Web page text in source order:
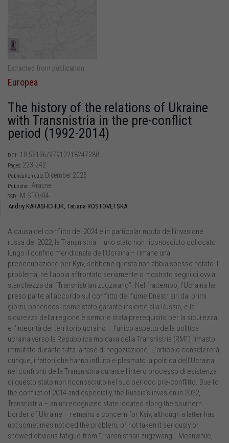
Extracted from publication
Europea
The history of the relations of Ukraine
with Transnistria in the pre-conflict
period (1992-2014)
DOI: 10.53136/97912218247288
Pages: 223-242
Publication date: Dicember 2025
Publisher: Aracne
SSD: M-STO/04
Andriy KARASHCHUK, Tatiana ROSTOVETSKA
A causa del conflitto del 2024 e in particolar modo dell’invasione
russa del 2022, la Transnistria – uno stato non riconosciuto collocato
lungo il confine meridionale dell’Ucraina – rimane una
preoccupazione per Kyiv, sebbene questa non abbia spesso notato il
problema, né l’abbia affrontato seriamente o mostrato segni di ovvia
stanchezza dal “Transnistrian zugzwang”. Nel frattempo, l’Ucraina ha
preso parte all’accordo sul conflitto del fiume Dnestr sin dai primi
giorni, ponendosi come stato garante insieme alla Russia, e la
sicurezza della regione è sempre stata prerequisito per la sicurezza
e l’integrità del territorio ucraino – l’unico aspetto della politica
ucraina verso la Repubblica moldava della Transnistria (RMT) rimasto
immutato durante tutta la fase di negoziazione. L’articolo considererà,
dunque, i fattori che hanno influito e plasmato la politica dell’Ucraina
nei confronti della Transnistria durante l’intero processo di esistenza
di questo stato non riconosciuto nel suo periodo pre-conflitto. Due to
the conflict of 2014 and especially, the Russia’s invasion in 2022,
Transnistria – an unrecognized state located along the southern
border of Ukraine – remains a concern for Kyiv, although a latter has
not sometimes noticed the problem, or not taken it seriously or
showed obvious fatigue from “Transnistrian zugzwang”. Meanwhile,